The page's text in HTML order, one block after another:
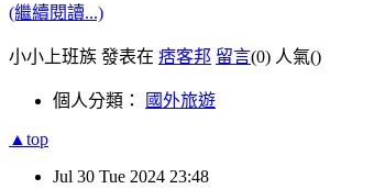
(繼續閱讀...)
小小上班族 發表在 痞客邦 留言(0) 人氣()
個人分類： 國外旅遊
▲top
Jul 30 Tue 2024 23:48